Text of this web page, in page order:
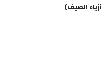
الصيف)